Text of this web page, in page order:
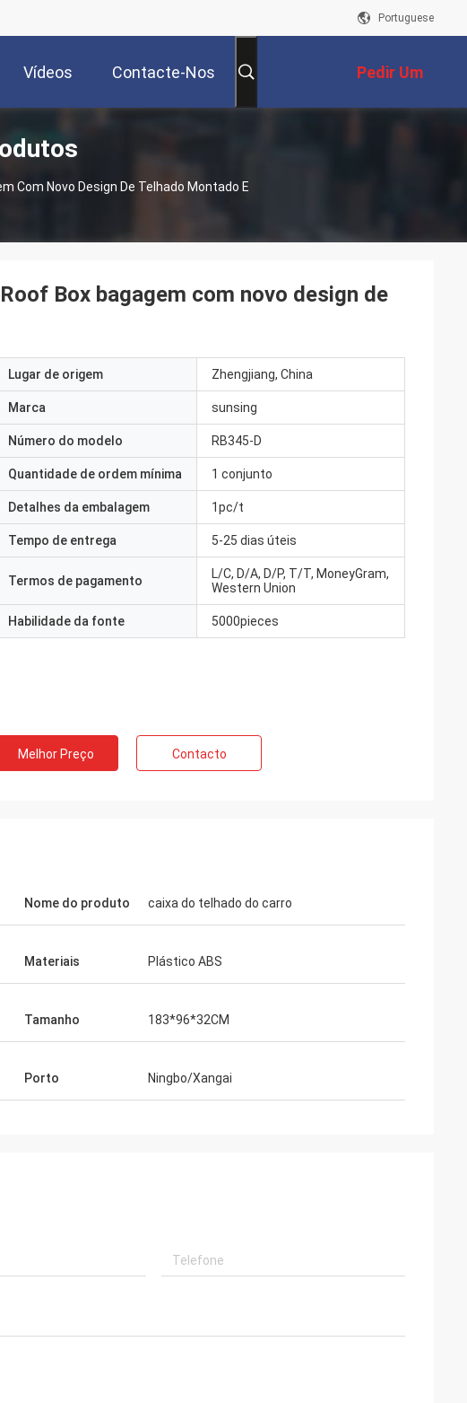
Portuguese
Vídeos Contacte-Nos Pedir Um
Orçamento
Com Novo Design De Telhado Montado E
Box bagagem com novo design de
Lugar de origem Zhengjiang, China
Marca sunsing
Número do modelo RB345-D
Quantidade de ordem mínima 1 conjunto
Detalhes da embalagem 1pc/t
Tempo de entrega 5-25 dias úteis
Termos de pagamento
L/C, D/A, D/P, T/T, MoneyGram,
Western Union
Habilidade da fonte 5000pieces
Melhor Preço Contacto
Nome do produto caixa do telhado do carro
Materiais Plástico ABS
Tamanho 183*96*32CM
Porto Ningbo/Xangai